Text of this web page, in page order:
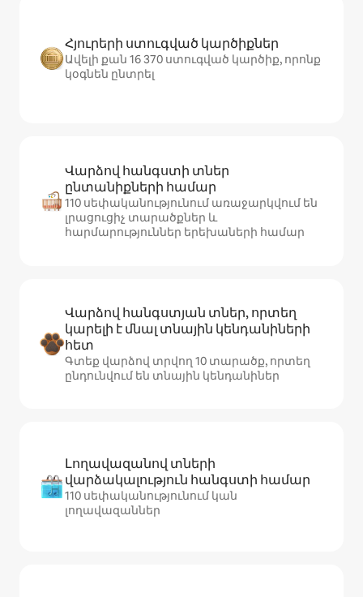
Հյուրերի ստուգված կարծիքներ
Ավելի քան 16 370 ստուգված կարծիք, որոնք
կօգնեն ընտրել
Վարձով հանգստի տներ
ընտանիքների համար
110 սեփականությունում առաջարկվում են
լրացուցիչ տարածքներ և
հարմարություններ երեխաների համար
Վարձով հանգստյան տներ, որտեղ
կարելի է մնալ տնային կենդանիների
հետ
Գտեք վարձով տրվող 10 տարածք, որտեղ
ընդունվում են տնային կենդանիներ
Լողավազանով տների
վարձակալություն հանգստի համար
110 սեփականությունում կան
լողավազաններ